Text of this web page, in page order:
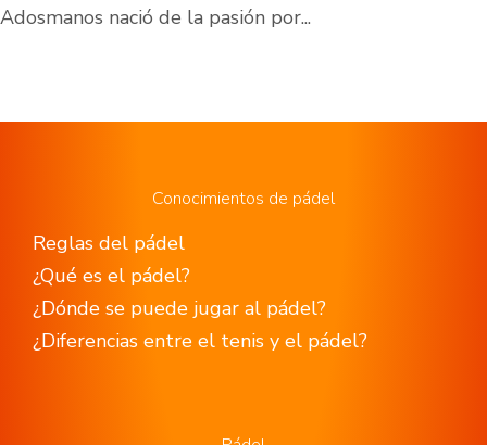
Adosmanos nació de la pasión por...
Conocimientos de pádel
Reglas del pádel
¿Qué es el pádel?
¿Dónde se puede jugar al pádel?
¿Diferencias entre el tenis y el pádel?